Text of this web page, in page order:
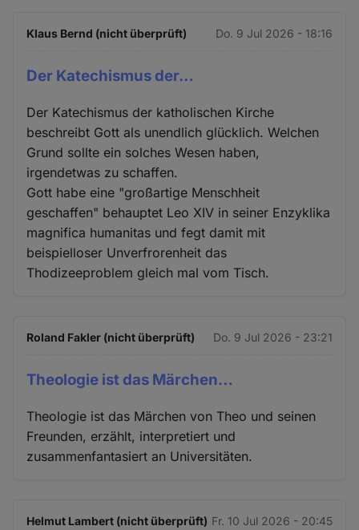
Klaus Bernd (nicht überprüft) Do. 9 Jul 2026 - 18:16
Der Katechismus der…
Der Katechismus der katholischen Kirche
beschreibt Gott als unendlich glücklich. Welchen
Grund sollte ein solches Wesen haben,
irgendetwas zu schaffen.
Gott habe eine "großartige Menschheit
geschaffen" behauptet Leo XIV in seiner Enzyklika
magnifica humanitas und fegt damit mit
beispielloser Unverfrorenheit das
Thodizeeproblem gleich mal vom Tisch.
Roland Fakler (nicht überprüft) Do. 9 Jul 2026 - 23:21
Theologie ist das Märchen…
Theologie ist das Märchen von Theo und seinen
Freunden, erzählt, interpretiert und
zusammenfantasiert an Universitäten.
Helmut Lambert (nicht überprüft) Fr. 10 Jul 2026 - 20:45